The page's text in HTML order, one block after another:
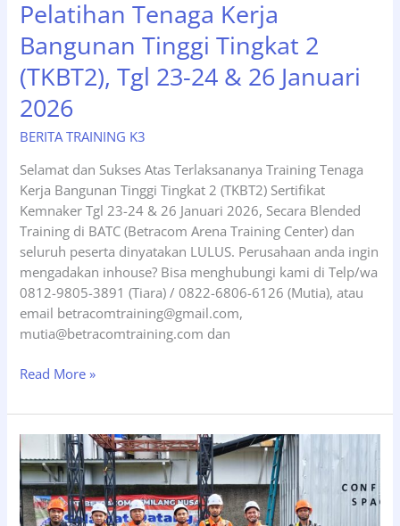
Pelatihan Tenaga Kerja
Bangunan Tinggi Tingkat 2
(TKBT2), Tgl 23-24 & 26 Januari
2026
BERITA TRAINING K3
Selamat dan Sukses Atas Terlaksananya Training Tenaga
Kerja Bangunan Tinggi Tingkat 2 (TKBT2) Sertifikat
Kemnaker Tgl 23-24 & 26 Januari 2026, Secara Blended
Training di BATC (Betracom Arena Training Center) dan
seluruh peserta dinyatakan LULUS. Perusahaan anda ingin
mengadakan inhouse? Bisa menghubungi kami di Telp/wa
0812-9805-3891 (Tiara) / 0822-6806-6126 (Mutia), atau
email betracomtraining@gmail.com,
mutia@betracomtraining.com dan
Pelatihan
Kerja
Bangunan
Tinggi
Tingkat
2
(TKBT2),
Read More »